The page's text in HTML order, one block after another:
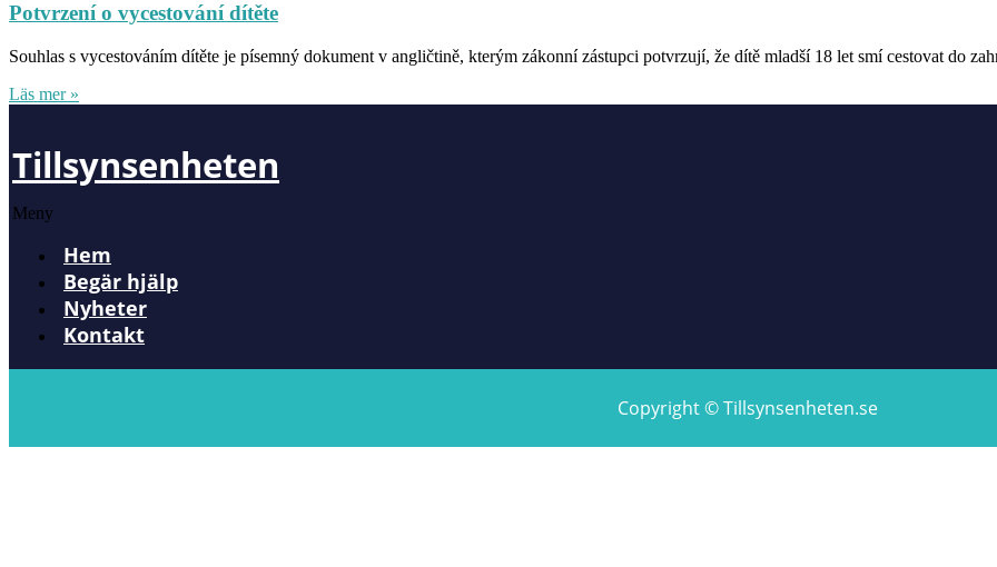
Potvrzení o vycestování dítěte
Souhlas s vycestováním dítěte je písemný dokument v angličtině, kterým zákonní zástupci potvrzují, že dítě mladší 18 let smí cestovat do
Läs mer »
Tillsynsenheten
Meny
Hem
Begär hjälp
Nyheter
Kontakt
Copyright © Tillsynsenheten.se